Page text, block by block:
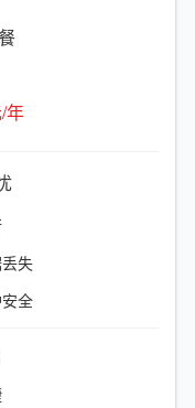
年
失
全